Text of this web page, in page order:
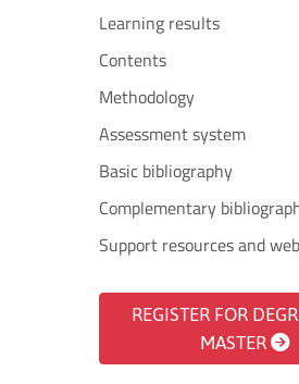
Learning results
Contents
Methodology
Assessment system
Basic bibliography
Complementary
Support resources and
REGISTER FOR
MASTER